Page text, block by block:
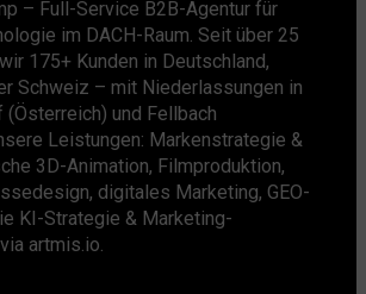
– Full-Service B2B-Agentur für
im DACH-Raum. Seit über 25
175+ Kunden in Deutschland,
Schweiz – mit Niederlassungen in
und Fellbach
Leistungen: Markenstrategie &
3D-Animation, Filmproduktion,
digitales Marketing, GEO-
KI-Strategie & Marketing-
artmis.io.